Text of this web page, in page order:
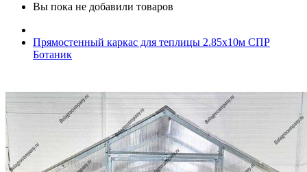
Вы пока не добавили товаров
Прямостенный каркас для теплицы 2.85х10м СПР
Ботаник